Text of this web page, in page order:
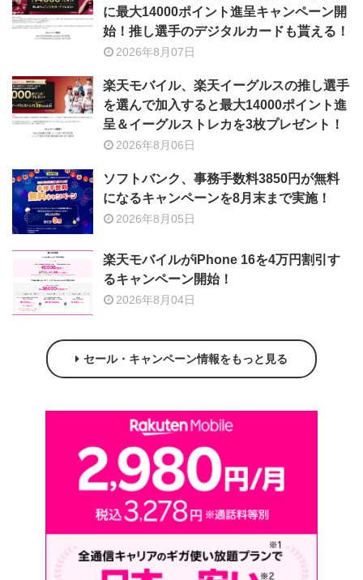
に最大14000ポイント進呈キャンペーン開
始！推し選手のデジタルカードも貰える！
2026年8月07日
楽天モバイル、楽天イーグルスの推し選手
を選んで加入すると最大14000ポイント進
呈＆イーグルストレカを3枚プレゼント！
2026年8月06日
ソフトバンク、事務手数料3850円が無料
になるキャンペーンを8月末まで実施！
2026年8月05日
楽天モバイルがiPhone 16を4万円割引す
るキャンペーン開始！
2026年8月04日
セール・キャンペーン情報をもっと見る